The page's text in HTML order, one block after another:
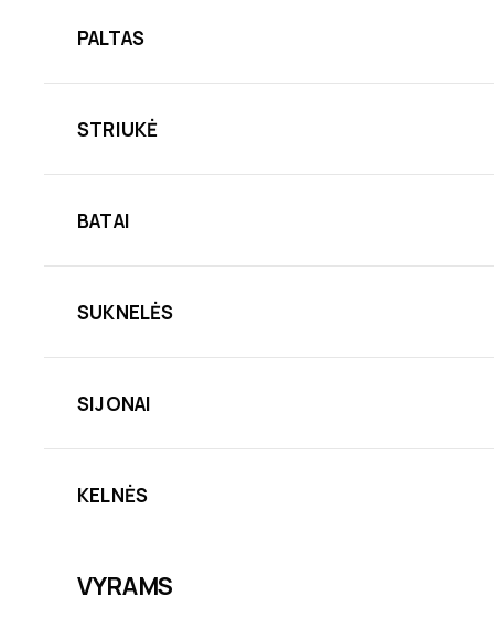
PALTAS
STRIUKĖ
BATAI
SUKNELĖS
SIJONAI
KELNĖS
VYRAMS